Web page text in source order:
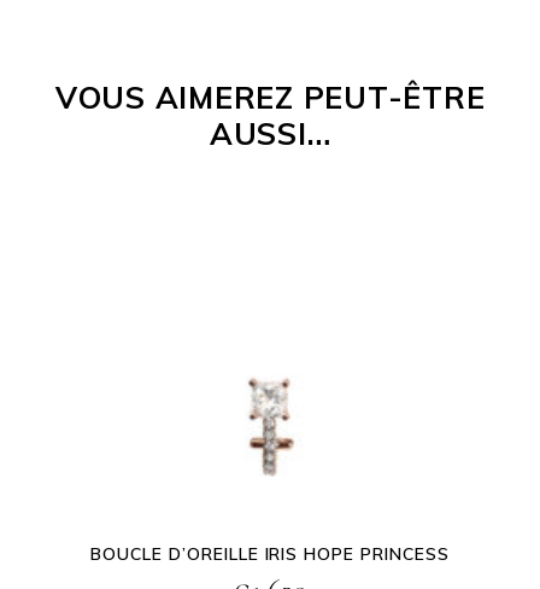
VOUS AIMEREZ PEUT-ÊTRE
AUSSI…
BOUCLE D’OREILLE IRIS HOPE PRINCESS